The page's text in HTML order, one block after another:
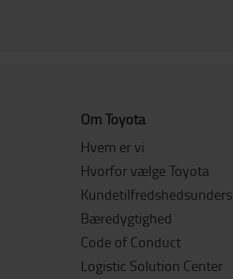
Om Toyota
Hvem er vi
Hvorfor vælge Toyota
Bæredygtighed
Code of Conduct
Logistic Solution Center